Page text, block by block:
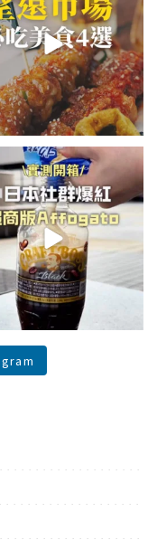
345 59
爆紅!超商版Affogato
🍨☕️/
吉推日本🇯🇵...
117 26